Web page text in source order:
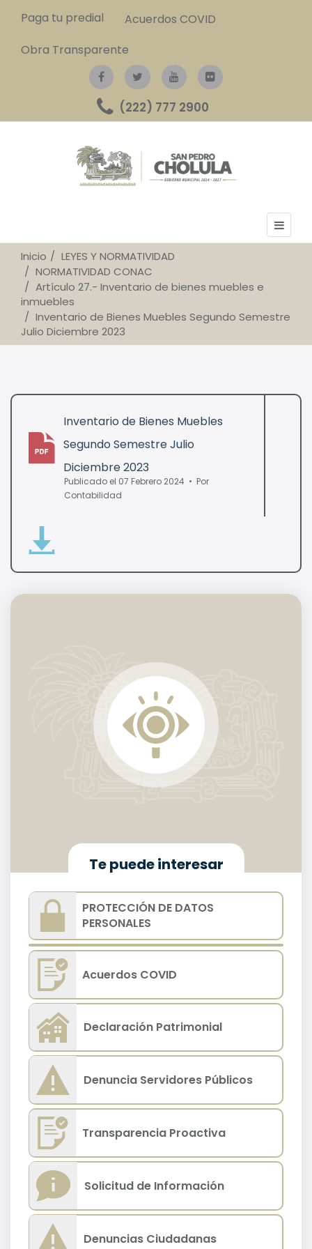
Paga tu predial
Acuerdos COVID
Obra Transparente
(222) 777 2900
Inicio
LEYES Y NORMATIVIDAD
NORMATIVIDAD CONAC
Artículo 27.- Inventario de bienes muebles e
inmuebles
Inventario de Bienes Muebles Segundo Semestre
Julio Diciembre 2023
pdf
Inventario de Bienes Muebles
Segundo Semestre Julio
Diciembre 2023
Publicado el 07 Febrero 2024
Por
Contabilidad
Te puede interesar
PROTECCIÓN DE DATOS
PERSONALES
Acuerdos COVID
Declaración Patrimonial
Denuncia Servidores Públicos
Transparencia Proactiva
Solicitud de Información
Denuncias Ciudadanas